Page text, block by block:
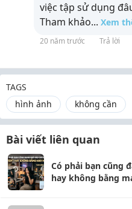
việc tập sử dụng
Tham khảo... Xem
20 năm trước Trả lời
TAGS
hình ảnh
không cần
Bài viết liên quan
Có phải bạn cũng
hay không bằng